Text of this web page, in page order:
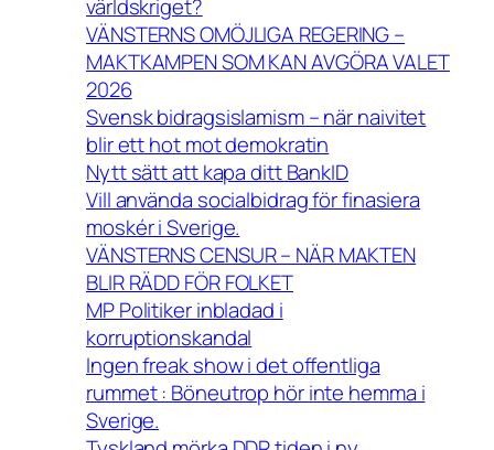
världskriget?
VÄNSTERNS OMÖJLIGA REGERING –
MAKTKAMPEN SOM KAN AVGÖRA VALET
2026
Svensk bidragsislamism – när naivitet
blir ett hot mot demokratin
Nytt sätt att kapa ditt BankID
Vill använda socialbidrag för finasiera
moskér i Sverige.
VÄNSTERNS CENSUR – NÄR MAKTEN
BLIR RÄDD FÖR FOLKET
MP Politiker inbladad i
korruptionskandal
Ingen freak show i det offentliga
rummet : Böneutrop hör inte hemma i
Sverige.